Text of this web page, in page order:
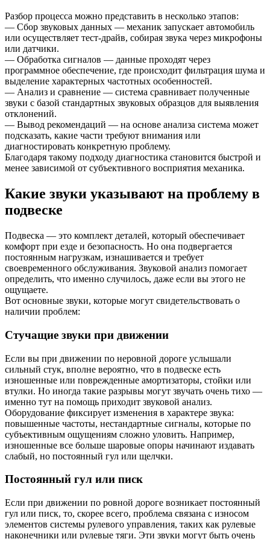
Разбор процесса можно представить в несколько этапов:
— Сбор звуковых данных — механик запускает автомобиль
или осуществляет тест-драйв, собирая звука через микрофоны
или датчики.
— Обработка сигналов — данные проходят через
программное обеспечение, где происходит фильтрация шума и
выделение характерных частотных особенностей.
— Анализ и сравнение — система сравнивает полученные
звуки с базой стандартных звуковых образцов для выявления
отклонений.
— Вывод рекомендаций — на основе анализа система может
подсказать, какие части требуют внимания или
диагностировать конкретную проблему.
Благодаря такому подходу диагностика становится быстрой и
менее зависимой от субъективного восприятия механика.
Какие звуки указывают на проблему в
подвеске
Подвеска — это комплект деталей, который обеспечивает
комфорт при езде и безопасность. Но она подвергается
постоянным нагрузкам, изнашивается и требует
своевременного обслуживания. Звуковой анализ помогает
определить, что именно случилось, даже если вы этого не
ощущаете.
Вот основные звуки, которые могут свидетельствовать о
наличии проблем:
Стучащие звуки при движении
Если вы при движении по неровной дороге услышали
сильный стук, вполне вероятно, что в подвеске есть
изношенные или поврежденные амортизаторы, стойки или
втулки. Но иногда такие разрывы могут звучать очень тихо —
именно тут на помощь приходит звуковой анализ.
Оборудование фиксирует изменения в характере звука:
повышенные частоты, нестандартные сигналы, которые по
субъективным ощущениям сложно уловить. Например,
изношенные все больше шаровые опоры начинают издавать
слабый, но постоянный гул или щелчки.
Постоянный гул или писк
Если при движении по ровной дороге возникает постоянный
гул или писк, то, скорее всего, проблема связана с износом
элементов системы рулевого управления, таких как рулевые
наконечники или рулевые тяги. Эти звуки могут быть очень